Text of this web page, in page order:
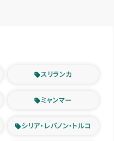
スリランカ
ミャンマー
シリア・レバノン・トルコ